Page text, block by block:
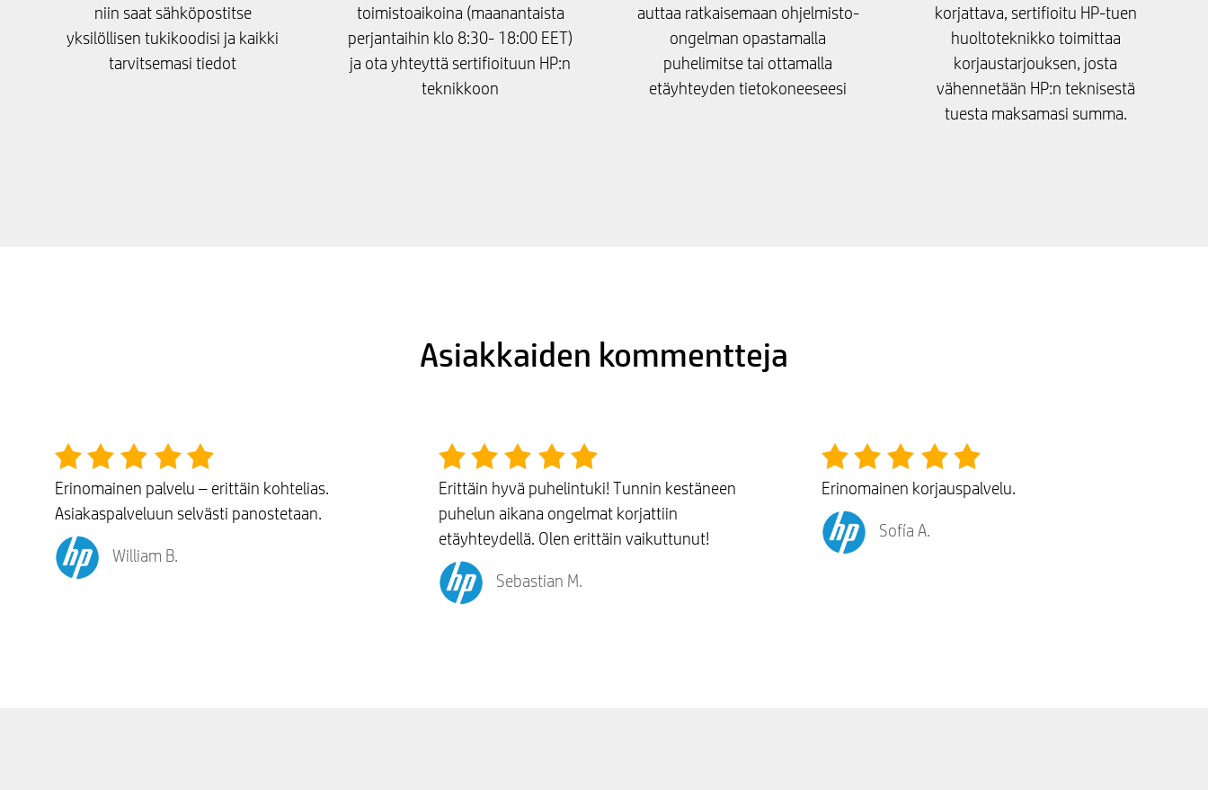
niin saat sähköpostitse
yksilöllisen tukikoodisi ja kaikki
tarvitsemasi tiedot
toimistoaikoina (maanantaista
perjantaihin klo 8:30- 18:00 EET)
ja ota yhteyttä sertifioituun HP:n
teknikkoon
auttaa ratkaisemaan ohjelmisto-
ongelman opastamalla
puhelimitse tai ottamalla
etäyhteyden tietokoneeseesi
korjattava, sertifioitu HP-tuen
huoltoteknikko toimittaa
korjaustarjouksen, josta
vähennetään HP:n teknisestä
tuesta maksamasi summa.
Asiakkaiden kommentteja
Erinomainen palvelu – erittäin kohtelias.
Asiakaspalveluun selvästi panostetaan.
William B.
Erittäin hyvä puhelintuki! Tunnin kestäneen
puhelun aikana ongelmat korjattiin
etäyhteydellä. Olen erittäin vaikuttunut!
Sebastian M.
Erinomainen korjauspalvelu.
Sofía A.